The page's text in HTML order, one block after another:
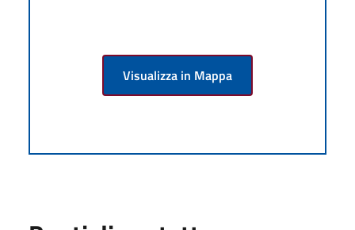
Visualizza in Mappa